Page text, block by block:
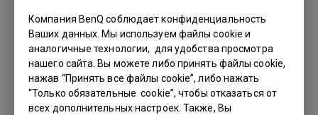
Компания BenQ соблюдает конфиденциальность
Ваших данных. Мы используем файлы cookie и
аналогичные технологии, для удобства просмотра
нашего сайта. Вы можете либо принять файлы cookie,
нажав “Принять все файлы cookie”, либо нажать
“Только обязательные cookie”, чтобы отказаться от
всех дополнительных настроек. Также, Вы
Новый изогнутый монитор BenQ EW3880R с